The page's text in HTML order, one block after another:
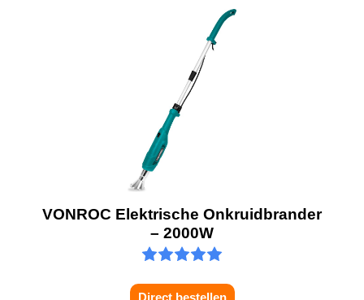
VONROC Elektrische Onkruidbrander
– 2000W